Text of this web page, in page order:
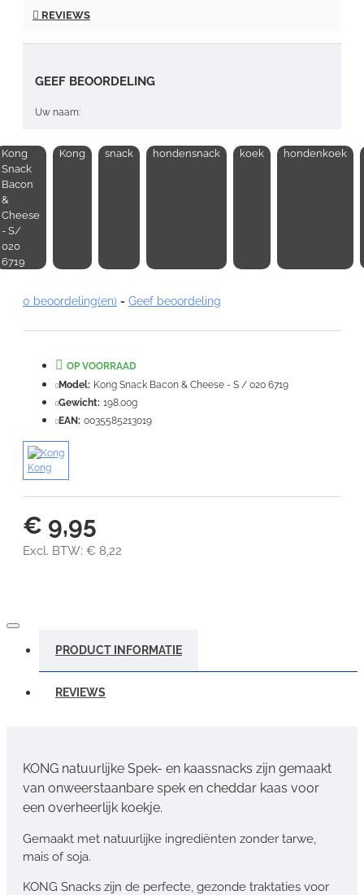
REVIEWS
GEEF BEOORDELING
Uw naam:
Opmerking:
Note:HTML-code wordt niet vertaald!
Slecht Goed
Kong
Snack
Bacon
&
Cheese
- S/
020
6719
Kong snack hondensnack koek hondenkoek
0 beoordeling(en) - Geef beoordeling
€ 9,95
Excl. BTW: € 8,22
OP VOORRAAD
Model: Kong Snack Bacon & Cheese - S / 020 6719
Gewicht: 198.00g
EAN: 0035585213019
Kong
PRODUCT INFORMATIE
REVIEWS
KONG natuurlijke Spek- en kaassnacks zijn gemaakt
van onweerstaanbare spek en cheddar kaas voor
een overheerlijk koekje.
Gemaakt met natuurlijke ingrediënten zonder tarwe,
mais of soja.
KONG Snacks zijn de perfecte, gezonde traktaties voor